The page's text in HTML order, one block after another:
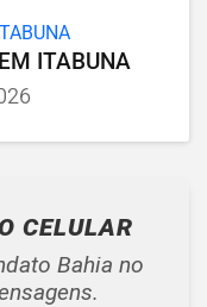
ITABUNA
CELULAR
Bahia no